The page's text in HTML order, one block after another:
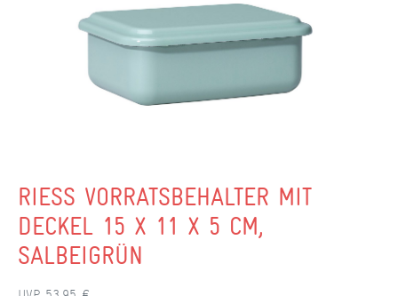
RIESS VORRATSBEHÄLTER MIT
DECKEL 15 X 11 X 5 CM,
SALBEIGRÜN